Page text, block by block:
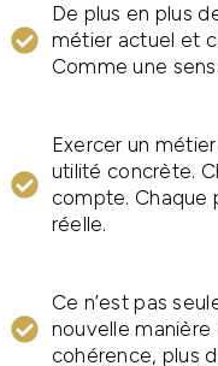
De plus en plus
métier actuel et
Comme une
Exercer un
utilité concrète.
compte. Chaque
réelle.
Ce n’est pas
nouvelle
cohérence, plus